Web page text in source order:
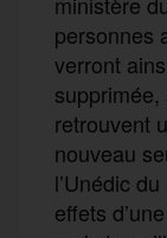
personnes
verront
supprimée,
retrouvent
nouveau
l’Unédic
effets